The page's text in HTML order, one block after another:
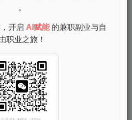
？
这些任务可以是打字、surfing网
调查、完成签到任务等。由于操作
大量人关注。
。
开启 AI赋能 的兼职副业与自
职业之旅！